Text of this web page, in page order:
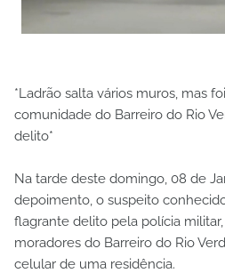
*Ladrão salta vários muros, mas
comunidade do Barreiro do Rio
delito*
Na tarde deste domingo, 08 de
depoimento, o suspeito
flagrante delito pela polícia
moradores do Barreiro do Rio
celular de uma residência.